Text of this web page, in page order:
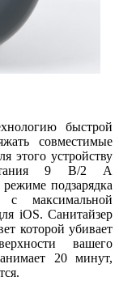
быстрой
совместимые
этого устройству
9 В/2 А
подзарядка
с максимальной
iOS. Санитайзер
которой убивает
вашего
20 минут,